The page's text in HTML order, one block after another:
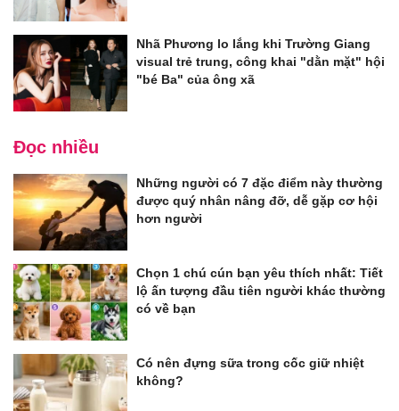
Nhã Phương lo lắng khi Trường Giang
visual trẻ trung, công khai "dằn mặt" hội
"bé Ba" của ông xã
Đọc nhiều
Những người có 7 đặc điểm này thường
được quý nhân nâng đỡ, dễ gặp cơ hội
hơn người
Chọn 1 chú cún bạn yêu thích nhất: Tiết
lộ ấn tượng đầu tiên người khác thường
có về bạn
Có nên đựng sữa trong cốc giữ nhiệt
không?